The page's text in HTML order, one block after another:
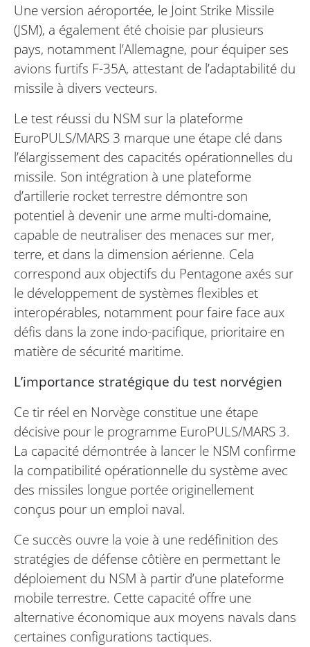
Une version aéroportée, le Joint Strike Missile
(JSM), a également été choisie par plusieurs
pays, notamment l’Allemagne, pour équiper ses
avions furtifs F-35A, attestant de l’adaptabilité du
missile à divers vecteurs.
Le test réussi du NSM sur la plateforme
EuroPULS/MARS 3 marque une étape clé dans
l’élargissement des capacités opérationnelles du
missile. Son intégration à une plateforme
d’artillerie rocket terrestre démontre son
potentiel à devenir une arme multi-domaine,
capable de neutraliser des menaces sur mer,
terre, et dans la dimension aérienne. Cela
correspond aux objectifs du Pentagone axés sur
le développement de systèmes flexibles et
interopérables, notamment pour faire face aux
défis dans la zone indo-pacifique, prioritaire en
matière de sécurité maritime.
L’importance stratégique du test norvégien
Ce tir réel en Norvège constitue une étape
décisive pour le programme EuroPULS/MARS 3.
La capacité démontrée à lancer le NSM confirme
la compatibilité opérationnelle du système avec
des missiles longue portée originellement
conçus pour un emploi naval.
Ce succès ouvre la voie à une redéfinition des
stratégies de défense côtière en permettant le
déploiement du NSM à partir d’une plateforme
mobile terrestre. Cette capacité offre une
alternative économique aux moyens navals dans
certaines configurations tactiques.